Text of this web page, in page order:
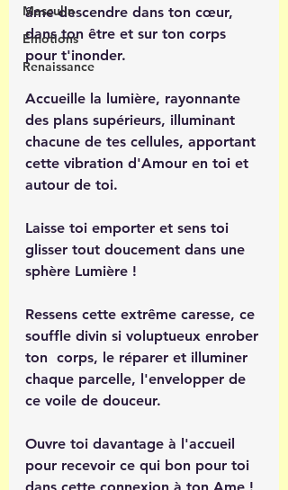
Masculin
Émotions
Renaissance
âme descendre dans ton cœur,
dans ton être et sur ton corps
pour t'inonder.
Accueille la lumière, rayonnante
des plans supérieurs, illuminant
chacune de tes cellules, apportant
cette vibration d'Amour en toi et
autour de toi.
Laisse toi emporter et sens toi
glisser tout doucement dans une
sphère Lumière !
Ressens cette extrême caresse, ce
souffle divin si voluptueux enrober
ton  corps, le réparer et illuminer
chaque parcelle, l'envelopper de
ce voile de douceur.
Ouvre toi davantage à l'accueil
pour recevoir ce qui bon pour toi